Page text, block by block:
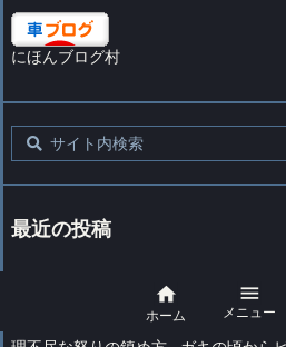
にほんブログ村
最近の投稿
50代派遣社員…通勤時間が長くなるの
ャレンジには大きなチャンスじゃん

ホーム

メニュー